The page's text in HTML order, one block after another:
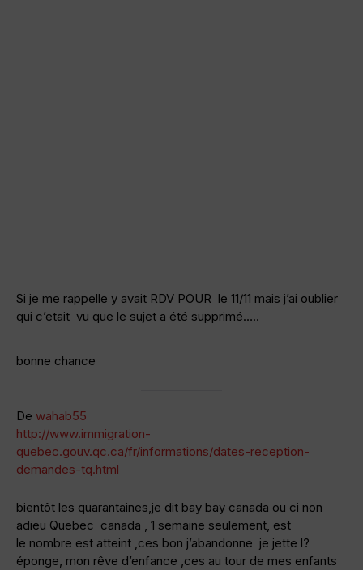
Si je me rappelle y avait RDV POUR le 11/11 mais j’ai oublier
qui c’etait vu que le sujet a été supprimé…..
bonne chance
De wahab55
http://www.immigration-
quebec.gouv.qc.ca/fr/informations/dates-reception-
demandes-tq.html
bientôt les quarantaines,je dit bay bay canada ou ci non
adieu Quebec canada , 1 semaine seulement, est
le nombre est atteint ,ces bon j’abandonne je jette l?
éponge, mon rêve d’enfance ,ces au tour de mes enfants